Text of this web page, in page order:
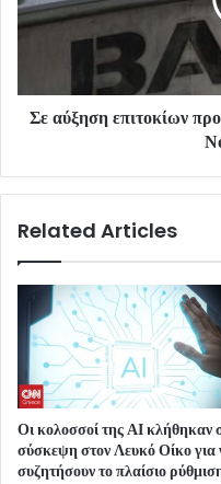
Σε αύξηση επιτοκίων
Related Articles
Οι κολοσσοί της ΑΙ κλήθηκαν
σύσκεψη στον Λευκό Οίκο για
συζητήσουν το πλαίσιο